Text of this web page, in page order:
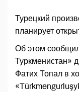
Турецкий
планирует
Об этом
Туркменистан»
Фатих Топал в